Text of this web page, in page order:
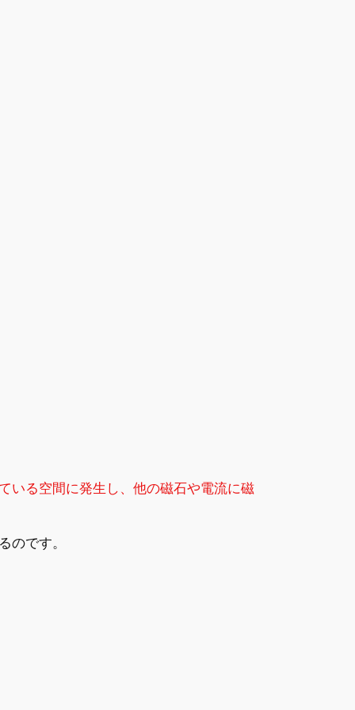
いる空間に発生し、他の磁石や電流に磁
のです。